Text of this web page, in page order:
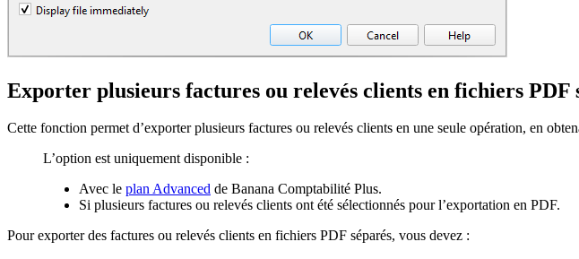
Exporter plusieurs factures ou relevés clients en fichiers PDF
Cette fonction permet d’exporter plusieurs factures ou relevés clients en une seule opération, en
L’option est uniquement disponible :
Avec le plan Advanced de Banana Comptabilité Plus.
Si plusieurs factures ou relevés clients ont été sélectionnés pour l’exportation en PDF.
Pour exporter des factures ou relevés clients en fichiers PDF séparés, vous devez :